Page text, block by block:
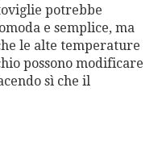
potrebbe
e semplice, ma
le alte temperature
possono modificare
sì che il